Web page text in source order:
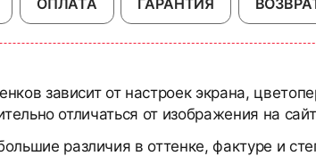
ОПЛАТА ГАРАНТИЯ
зависит от настроек экрана,
отличаться от изображения на
различия в оттенке, фактуре и